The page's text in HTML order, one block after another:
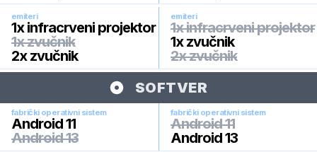
emiteri
1x infracrveni projektor
1x zvučnik
2x zvučnik
emiteri
1x infracrveni projektor
1x zvučnik
2x zvučnik
SOFTVER
fabrički operativni sistem
Android 11
Android 13
fabrički operativni sistem
Android 11
Android 13